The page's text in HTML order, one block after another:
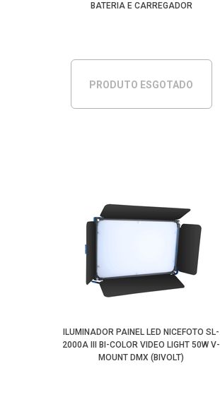
BATERIA E CARREGADOR
PRODUTO ESGOTADO
ILUMINADOR PAINEL LED NICEFOTO SL-
2000A III BI-COLOR VIDEO LIGHT 50W V-
MOUNT DMX (BIVOLT)